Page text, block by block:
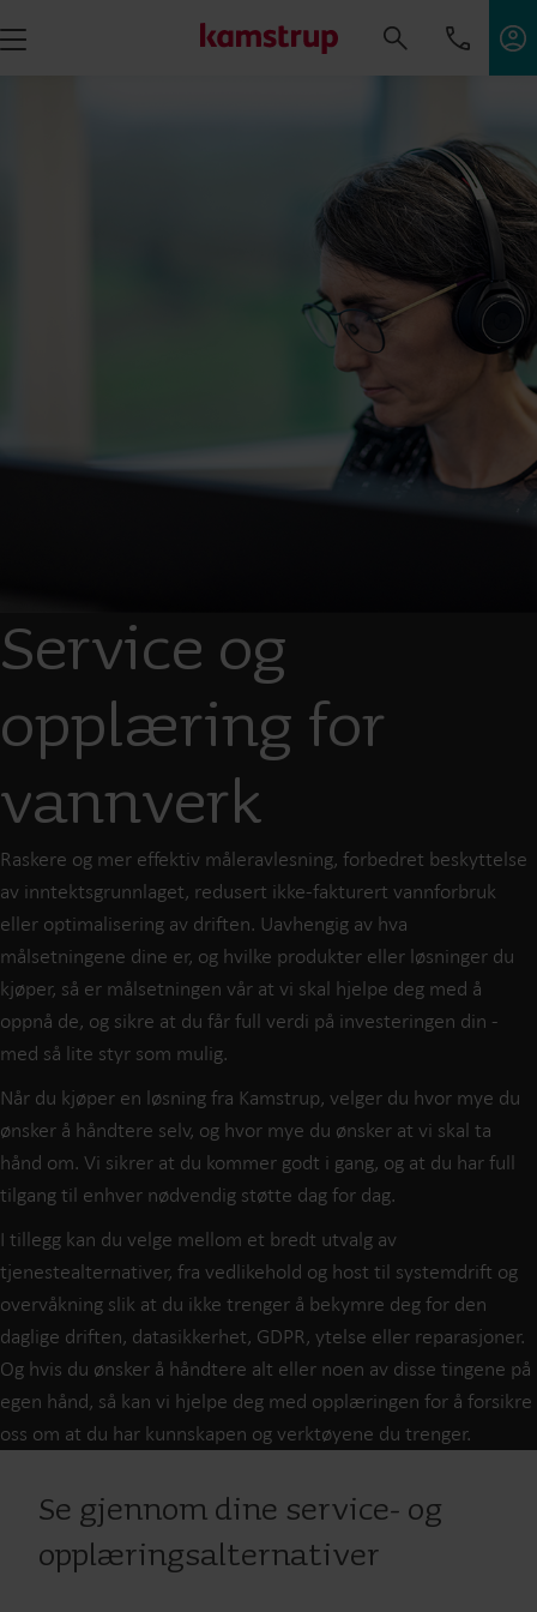
Service og
opplæring for
vannverk
Raskere og mer effektiv måleravlesning, forbedret beskyttelse
av inntektsgrunnlaget, redusert ikke-fakturert vannforbruk
eller optimalisering av driften. Uavhengig av hva
målsetningene dine er, og hvilke produkter eller løsninger du
kjøper, så er målsetningen vår at vi skal hjelpe deg med å
oppnå de, og sikre at du får full verdi på investeringen din -
med så lite styr som mulig.
Når du kjøper en løsning fra Kamstrup, velger du hvor mye du
ønsker å håndtere selv, og hvor mye du ønsker at vi skal ta
hånd om. Vi sikrer at du kommer godt i gang, og at du har full
tilgang til enhver nødvendig støtte dag for dag.
I tillegg kan du velge mellom et bredt utvalg av
tjenestealternativer, fra vedlikehold og host til systemdrift og
overvåkning slik at du ikke trenger å bekymre deg for den
daglige driften, datasikkerhet, GDPR, ytelse eller reparasjoner.
Og hvis du ønsker å håndtere alt eller noen av disse tingene på
egen hånd, så kan vi hjelpe deg med opplæringen for å forsikre
oss om at du har kunnskapen og verktøyene du trenger.
Se gjennom dine service- og
opplæringsalternativer